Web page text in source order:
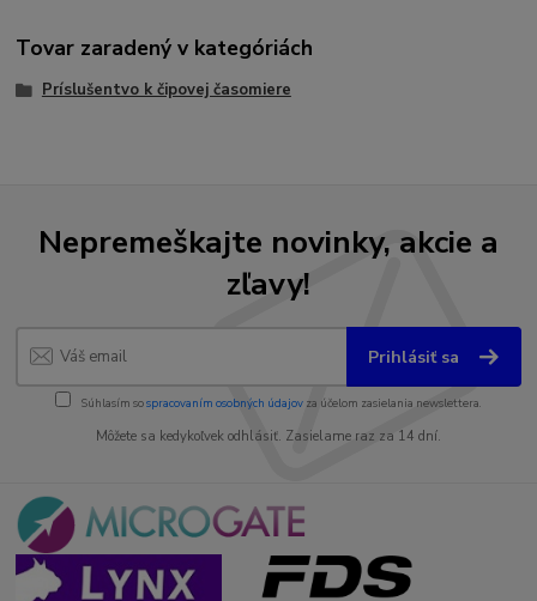
Tovar zaradený v kategóriách
Príslušentvo k čipovej časomiere
Nepremeškajte novinky, akcie a
zľavy!
Prihlásiť sa
Súhlasím sospracovaním osobných údajov za účelom zasielania newslettera.
Môžete sa kedykoľvek odhlásiť. Zasielame raz za 14 dní.